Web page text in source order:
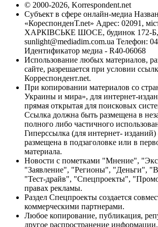
© 2000-2026, Korrespondent.net
Субъект в сфере онлайн-медиа
«КореспонденТ.net» Адрес: 02091,
ХАРКІВСЬКЕ ШОСЕ, будинок 172-Б,
sunlight@mediadim.com.ua Телефон:
Идентификатор медиа - R40-06068
Использование любых материалов,
сайте, разрешается при условии
Корреспондент.net.
При копировании материалов со
Украины и мира», для интернет-
прямая открытая для поисковых
Ссылка должна быть размещена в
полного либо частичного
Гиперссылка (для интернет-
размещена в подзаголовке или в
материала.
Новости с пометками "Мнение",
"Заявление", "Регионы", "Деньги",
"Тест-драйв", "Спецпроекты",
правах рекламы.
Раздел Спецпроекты создается
коммерческими партнерами.
Любое копирование, публикация,
другое распространение